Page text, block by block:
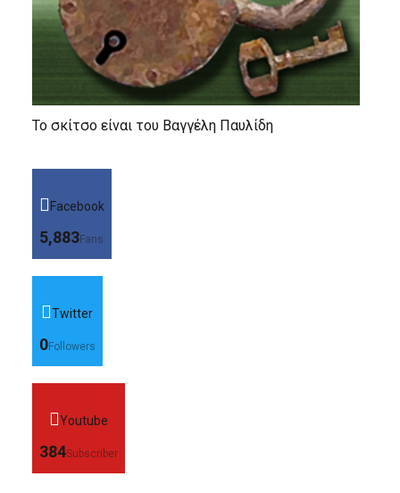
Το σκίτσο είναι του Βαγγέλη Παυλίδη
Facebook
5,883Fans
Twitter
0Followers
Youtube
384Subscriber